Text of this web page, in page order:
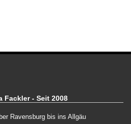
Fackler - Seit 2008
Ravensburg bis ins Allgäu